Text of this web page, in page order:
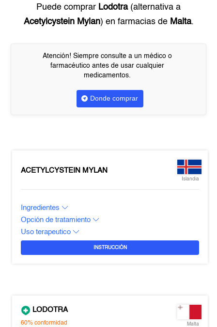
Puede comprar Lodotra(alternativa a
Acetylcystein Mylan) en farmacias de Malta.
Atención! Siempre consulte a un médico o
farmacéutico antes de usar cualquier
medicamentos.
Donde comprar
ACETYLCYSTEIN MYLAN
Islandia
Ingredientes
Opción de tratamiento
Uso terapeutico
INSTRUCCIÓN
LODOTRA
60%conformidad Malta